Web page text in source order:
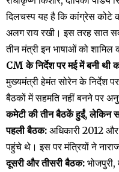
दिलचस्प यह है कि कांग्रेस कोटे की
अलग राय रखी। इस तरह सात
तीन मंत्री इन भाषाओं को
CM के निर्देश पर मई में बनी थी
मुख्यमंत्री हेमंत सोरेन के निर्देश
बैठकों में सहमति नहीं बनने पर
कमेटी की तीन बैठकें हुईं, लेकिन
पहली बैठक: अधिकारी 2012
पहुंचे थे। इस पर मंत्रियों ने
दूसरी और तीसरी बैठक: